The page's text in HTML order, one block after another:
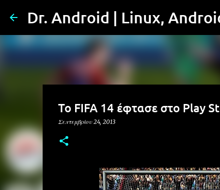
Dr. Android | Linux,
To FIFA 14 έφτασε στο Play
Σεπτεμβρίου 24, 2013